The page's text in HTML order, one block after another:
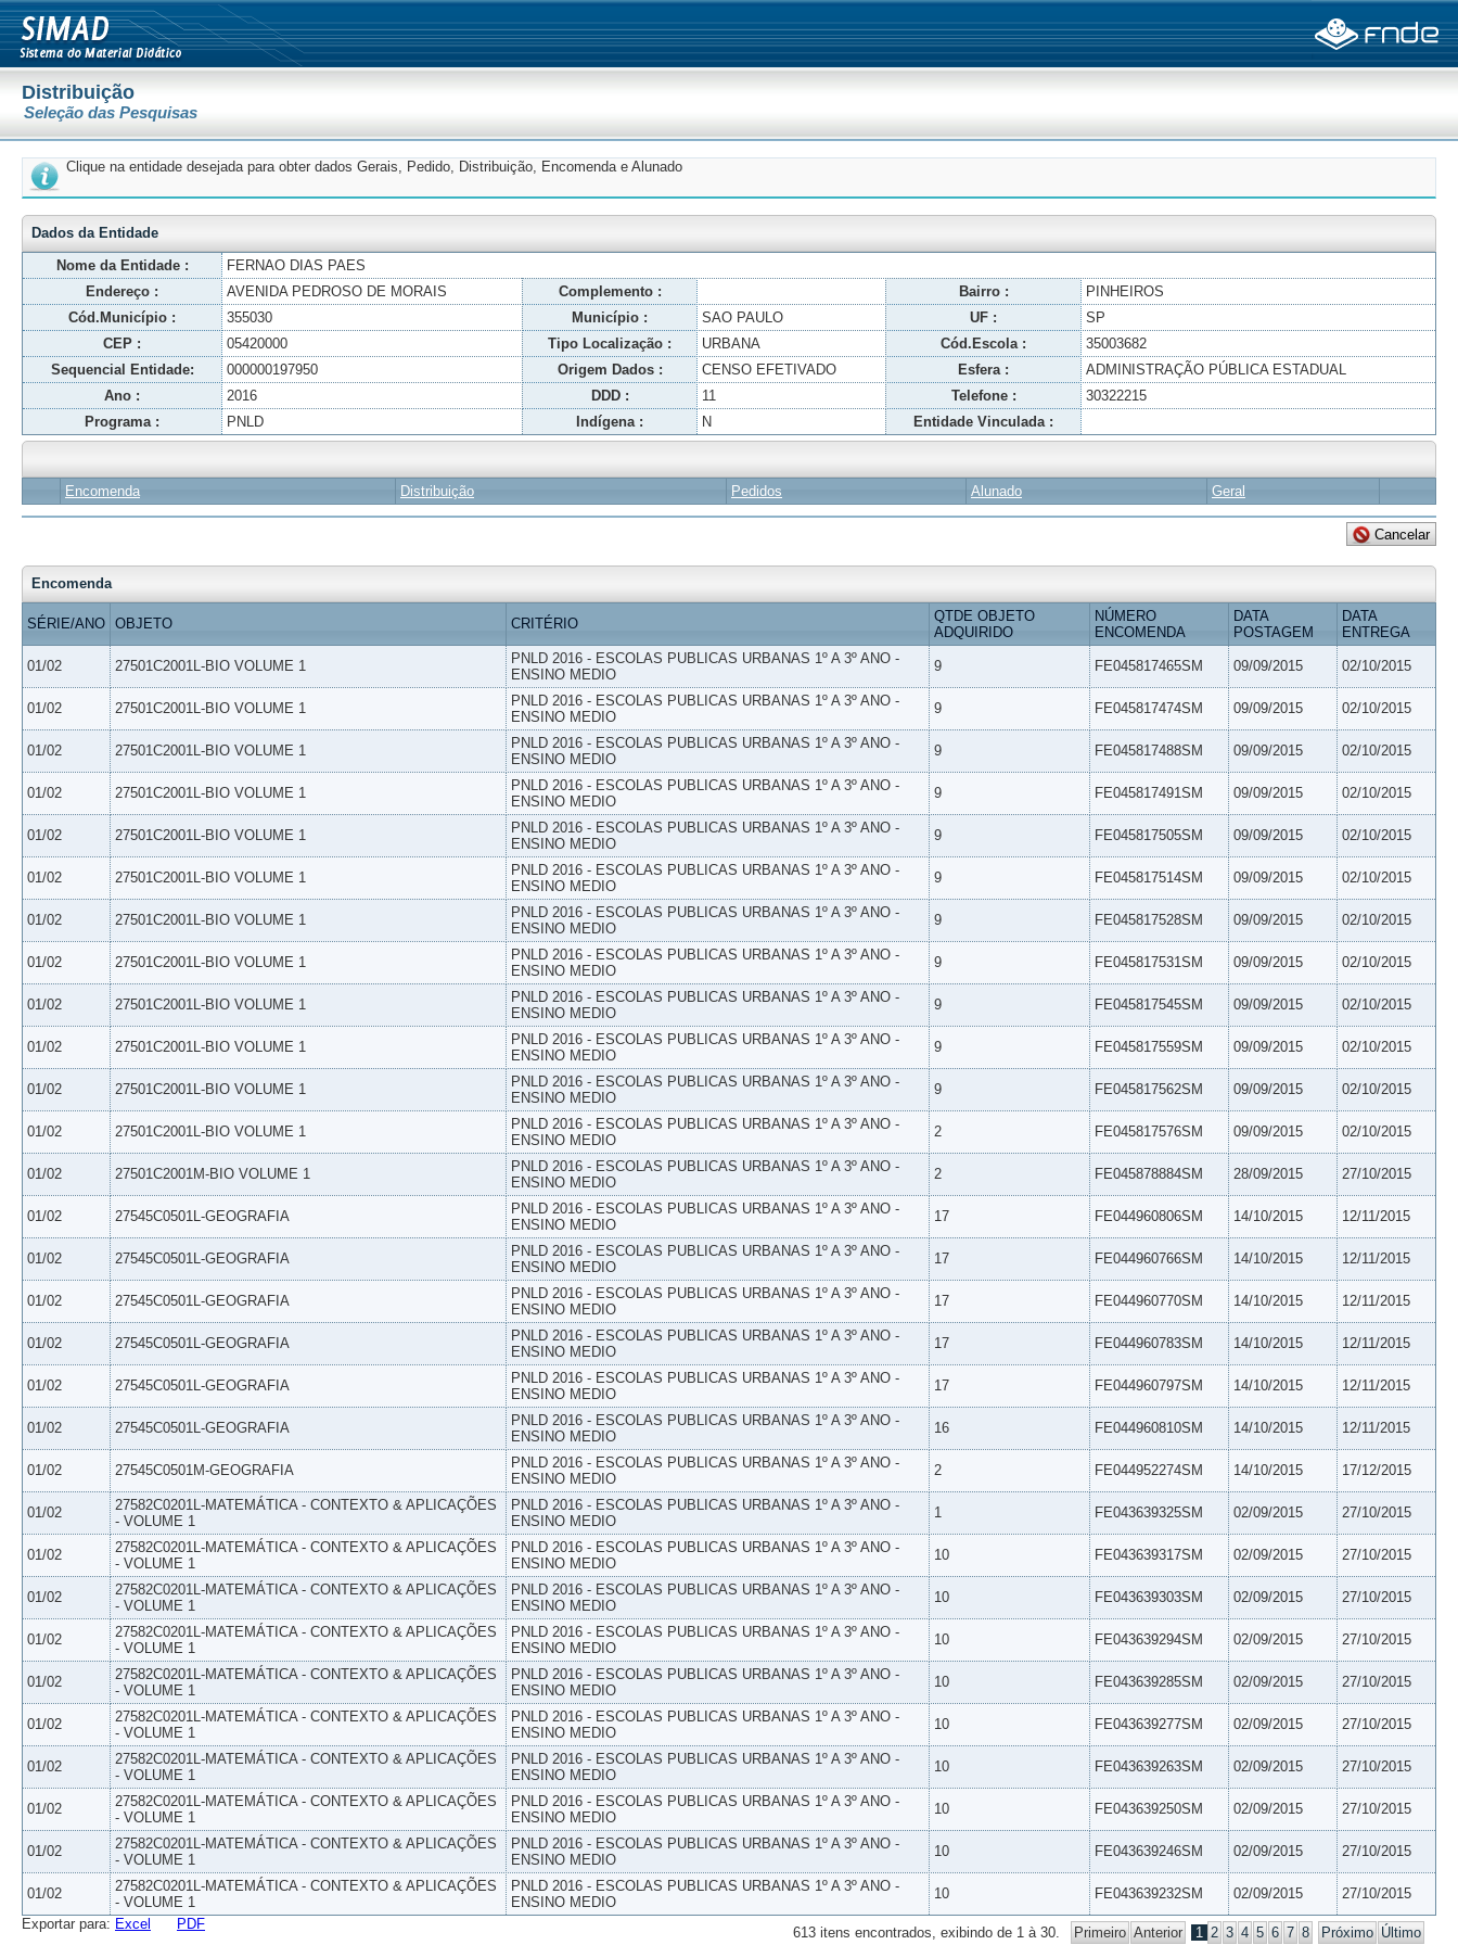
Distribuição
Seleção das Pesquisas
Clique na entidade desejada para obter dados Gerais, Pedido, Distribuição, Encomenda e Alunado
Dados da Entidade
Nome da Entidade :
FERNAO DIAS PAES
Endereço :
AVENIDA PEDROSO DE MORAIS Complemento : Bairro :
PINHEIROS
Cód.Município :
355030 Município : SAO PAULO UF :
SP
CEP :
05420000 Tipo Localização : URBANA Cód.Escola :
35003682
Sequencial Entidade:
000000197950 Origem Dados : CENSO EFETIVADO Esfera :
ADMINISTRAÇÃO PÚBLICA ESTADUAL
Ano :
2016 DDD : 11 Telefone :
30322215
Programa :
PNLD Indígena : N Entidade Vinculada :
Encomenda Distribuição Pedidos Alunado Geral
Encomenda
SÉRIE/ANO OBJETO CRITÉRIO
QTDE OBJETO
ADQUIRIDO
NÚMERO
ENCOMENDA
DATA
POSTAGEM
DATA
ENTREGA
01/02 27501C2001L-BIO VOLUME 1
PNLD 2016 - ESCOLAS PUBLICAS URBANAS 1º A 3º ANO -
ENSINO MEDIO
9 FE045817465SM 09/09/2015 02/10/2015
01/02 27501C2001L-BIO VOLUME 1
PNLD 2016 - ESCOLAS PUBLICAS URBANAS 1º A 3º ANO -
ENSINO MEDIO
9 FE045817474SM 09/09/2015 02/10/2015
01/02 27501C2001L-BIO VOLUME 1
PNLD 2016 - ESCOLAS PUBLICAS URBANAS 1º A 3º ANO -
ENSINO MEDIO
9 FE045817488SM 09/09/2015 02/10/2015
01/02 27501C2001L-BIO VOLUME 1
PNLD 2016 - ESCOLAS PUBLICAS URBANAS 1º A 3º ANO -
ENSINO MEDIO
9 FE045817491SM 09/09/2015 02/10/2015
01/02 27501C2001L-BIO VOLUME 1
PNLD 2016 - ESCOLAS PUBLICAS URBANAS 1º A 3º ANO -
ENSINO MEDIO
9 FE045817505SM 09/09/2015 02/10/2015
01/02 27501C2001L-BIO VOLUME 1
PNLD 2016 - ESCOLAS PUBLICAS URBANAS 1º A 3º ANO -
ENSINO MEDIO
9 FE045817514SM 09/09/2015 02/10/2015
01/02 27501C2001L-BIO VOLUME 1
PNLD 2016 - ESCOLAS PUBLICAS URBANAS 1º A 3º ANO -
ENSINO MEDIO
9 FE045817528SM 09/09/2015 02/10/2015
01/02 27501C2001L-BIO VOLUME 1
PNLD 2016 - ESCOLAS PUBLICAS URBANAS 1º A 3º ANO -
ENSINO MEDIO
9 FE045817531SM 09/09/2015 02/10/2015
01/02 27501C2001L-BIO VOLUME 1
PNLD 2016 - ESCOLAS PUBLICAS URBANAS 1º A 3º ANO -
ENSINO MEDIO
9 FE045817545SM 09/09/2015 02/10/2015
01/02 27501C2001L-BIO VOLUME 1
PNLD 2016 - ESCOLAS PUBLICAS URBANAS 1º A 3º ANO -
ENSINO MEDIO
9 FE045817559SM 09/09/2015 02/10/2015
01/02 27501C2001L-BIO VOLUME 1
PNLD 2016 - ESCOLAS PUBLICAS URBANAS 1º A 3º ANO -
ENSINO MEDIO
9 FE045817562SM 09/09/2015 02/10/2015
01/02 27501C2001L-BIO VOLUME 1
PNLD 2016 - ESCOLAS PUBLICAS URBANAS 1º A 3º ANO -
ENSINO MEDIO
2 FE045817576SM 09/09/2015 02/10/2015
01/02 27501C2001M-BIO VOLUME 1
PNLD 2016 - ESCOLAS PUBLICAS URBANAS 1º A 3º ANO -
ENSINO MEDIO
2 FE045878884SM 28/09/2015 27/10/2015
01/02 27545C0501L-GEOGRAFIA
PNLD 2016 - ESCOLAS PUBLICAS URBANAS 1º A 3º ANO -
ENSINO MEDIO
17 FE044960806SM 14/10/2015 12/11/2015
01/02 27545C0501L-GEOGRAFIA
PNLD 2016 - ESCOLAS PUBLICAS URBANAS 1º A 3º ANO -
ENSINO MEDIO
17 FE044960766SM 14/10/2015 12/11/2015
01/02 27545C0501L-GEOGRAFIA
PNLD 2016 - ESCOLAS PUBLICAS URBANAS 1º A 3º ANO -
ENSINO MEDIO
17 FE044960770SM 14/10/2015 12/11/2015
01/02 27545C0501L-GEOGRAFIA
PNLD 2016 - ESCOLAS PUBLICAS URBANAS 1º A 3º ANO -
ENSINO MEDIO
17 FE044960783SM 14/10/2015 12/11/2015
01/02 27545C0501L-GEOGRAFIA
PNLD 2016 - ESCOLAS PUBLICAS URBANAS 1º A 3º ANO -
ENSINO MEDIO
17 FE044960797SM 14/10/2015 12/11/2015
01/02 27545C0501L-GEOGRAFIA
PNLD 2016 - ESCOLAS PUBLICAS URBANAS 1º A 3º ANO -
ENSINO MEDIO
16 FE044960810SM 14/10/2015 12/11/2015
01/02 27545C0501M-GEOGRAFIA
PNLD 2016 - ESCOLAS PUBLICAS URBANAS 1º A 3º ANO -
ENSINO MEDIO
2 FE044952274SM 14/10/2015 17/12/2015
01/02
27582C0201L-MATEMÁTICA - CONTEXTO & APLICAÇÕES
- VOLUME 1
PNLD 2016 - ESCOLAS PUBLICAS URBANAS 1º A 3º ANO -
ENSINO MEDIO
1 FE043639325SM 02/09/2015 27/10/2015
01/02
27582C0201L-MATEMÁTICA - CONTEXTO & APLICAÇÕES
- VOLUME 1
PNLD 2016 - ESCOLAS PUBLICAS URBANAS 1º A 3º ANO -
ENSINO MEDIO
10 FE043639317SM 02/09/2015 27/10/2015
01/02
27582C0201L-MATEMÁTICA - CONTEXTO & APLICAÇÕES
- VOLUME 1
PNLD 2016 - ESCOLAS PUBLICAS URBANAS 1º A 3º ANO -
ENSINO MEDIO
10 FE043639303SM 02/09/2015 27/10/2015
01/02
27582C0201L-MATEMÁTICA - CONTEXTO & APLICAÇÕES
- VOLUME 1
PNLD 2016 - ESCOLAS PUBLICAS URBANAS 1º A 3º ANO -
ENSINO MEDIO
10 FE043639294SM 02/09/2015 27/10/2015
01/02
27582C0201L-MATEMÁTICA - CONTEXTO & APLICAÇÕES
- VOLUME 1
PNLD 2016 - ESCOLAS PUBLICAS URBANAS 1º A 3º ANO -
ENSINO MEDIO
10 FE043639285SM 02/09/2015 27/10/2015
01/02
27582C0201L-MATEMÁTICA - CONTEXTO & APLICAÇÕES
- VOLUME 1
PNLD 2016 - ESCOLAS PUBLICAS URBANAS 1º A 3º ANO -
ENSINO MEDIO
10 FE043639277SM 02/09/2015 27/10/2015
01/02
27582C0201L-MATEMÁTICA - CONTEXTO & APLICAÇÕES
- VOLUME 1
PNLD 2016 - ESCOLAS PUBLICAS URBANAS 1º A 3º ANO -
ENSINO MEDIO
10 FE043639263SM 02/09/2015 27/10/2015
01/02
27582C0201L-MATEMÁTICA - CONTEXTO & APLICAÇÕES
- VOLUME 1
PNLD 2016 - ESCOLAS PUBLICAS URBANAS 1º A 3º ANO -
ENSINO MEDIO
10 FE043639250SM 02/09/2015 27/10/2015
01/02
27582C0201L-MATEMÁTICA - CONTEXTO & APLICAÇÕES
- VOLUME 1
PNLD 2016 - ESCOLAS PUBLICAS URBANAS 1º A 3º ANO -
ENSINO MEDIO
10 FE043639246SM 02/09/2015 27/10/2015
01/02
27582C0201L-MATEMÁTICA - CONTEXTO & APLICAÇÕES
- VOLUME 1
PNLD 2016 - ESCOLAS PUBLICAS URBANAS 1º A 3º ANO -
ENSINO MEDIO
10 FE043639232SM 02/09/2015 27/10/2015
613 itens encontrados, exibindo de 1 à 30. Primeiro Anterior 1 2 3 4 5 6 7 8 Próximo Último
Exportar para: Excel PDF